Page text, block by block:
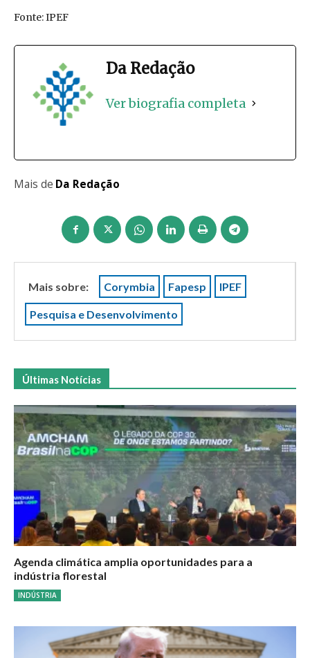
Fonte: IPEF
Da Redação
Ver biografia completa
Mais de Da Redação
Mais sobre: Corymbia Fapesp IPEF
Pesquisa e Desenvolvimento
Últimas Notícias
Agenda climática amplia oportunidades para a
indústria florestal
INDÚSTRIA